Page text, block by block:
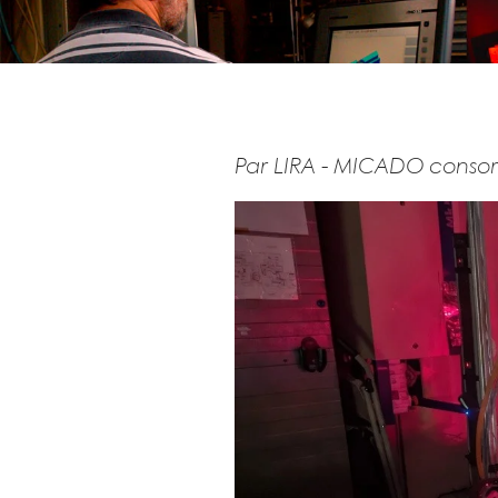
Par LIRA - MICADO